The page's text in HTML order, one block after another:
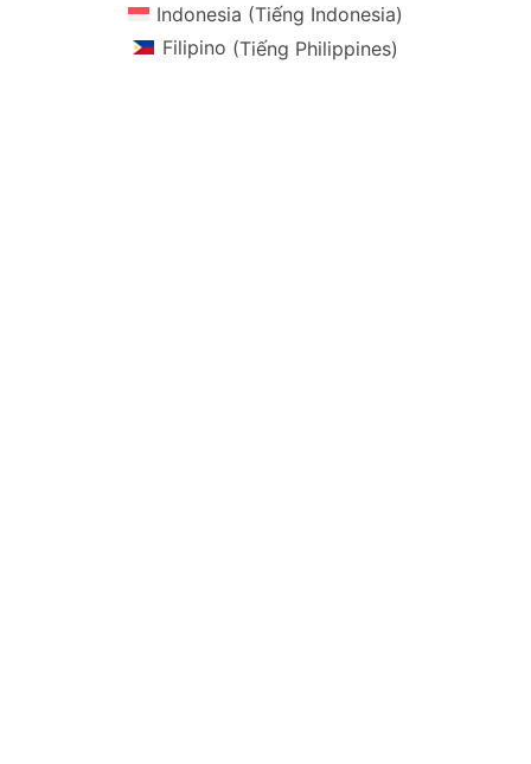
Indonesia (Tiếng Indonesia)
Filipino (Tiếng Philippines)